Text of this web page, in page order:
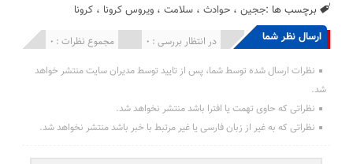
برچسب ها :ججین ،حوادث ،سلامت ،ویروس کرونا ،کرونا
ارسال نظر شما مجموع نظرات : 0 در انتظار بررسی : 0 انتشار یافته : 0
نظرات ارسال شده توسط شما، پس از تایید توسط مدیران سایت منتشر خواهد
شد.
نظراتی که حاوی تهمت یا افترا باشد منتشر نخواهد شد.
نظراتی که به غیر از زبان فارسی یا غیر مرتبط با خبر باشد منتشر نخواهد شد.